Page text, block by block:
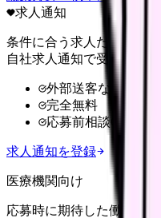
求人通知
条件に合う求人だけ
自社求人通知で受け取る
外部送客なし
完全無料
応募前相談OK
求人通知を登録
医療機関向け
応募時に期待した働き方